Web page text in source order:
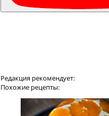
Редакция рекомендует:
Похожие рецепты: